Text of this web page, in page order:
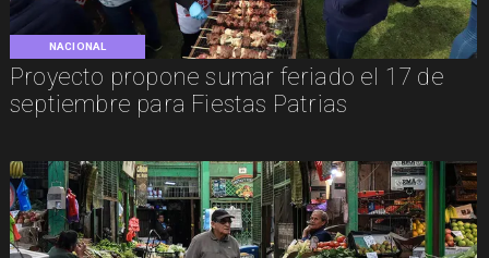
NACIONAL
Proyecto propone sumar feriado el 17 de
septiembre para Fiestas Patrias